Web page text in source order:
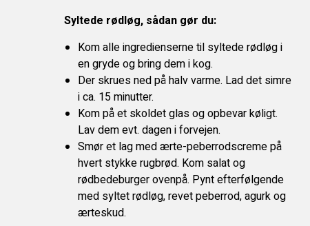
Syltede rødløg, sådan gør du:
Kom alle ingredienserne til syltede rødløg i
en gryde og bring dem i kog.
Der skrues ned på halv varme. Lad det simre
i ca. 15 minutter.
Kom på et skoldet glas og opbevar køligt.
Lav dem evt. dagen i forvejen.
Smør et lag med ærte-peberrodscreme på
hvert stykke rugbrød. Kom salat og
rødbedeburger ovenpå. Pynt efterfølgende
med syltet rødløg, revet peberrod, agurk og
ærteskud.